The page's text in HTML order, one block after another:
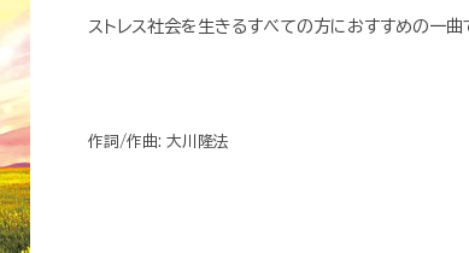
ストレス社会を生きるすべての方におすすめの一曲
作詞/作曲: 大川隆法